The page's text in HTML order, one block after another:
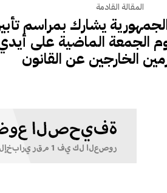
المقالة القادمة
يشارك بمراسم
الجمعة الماضية على
الخارجين عن القانون